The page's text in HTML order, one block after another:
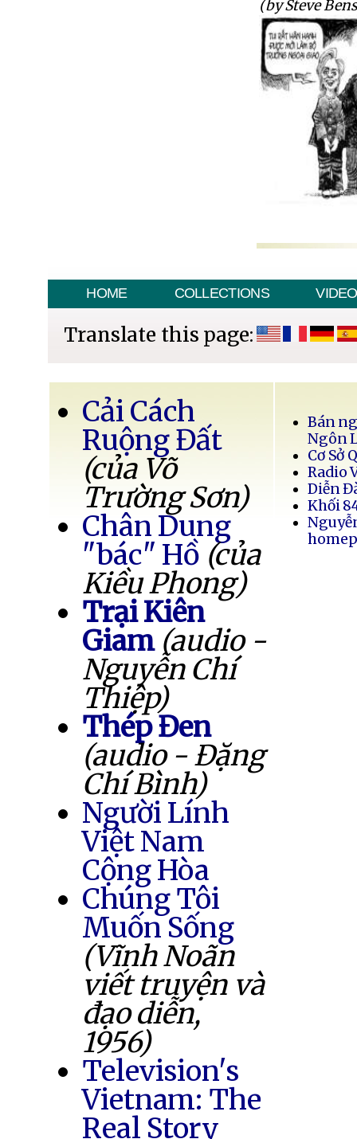
(by Steve
HOME COLLECTIONS VIDEO
Translate this page:
Cải Cách
Ruộng Đất
(của Võ
Trường Sơn)
Chân Dung
"bác" Hồ (của
Kiều Phong)
Trại Kiên
Giam (audio -
Nguyễn Chí
Thiệp)
Thép Đen
(audio - Đặng
Chí Bình)
Người Lính
Việt Nam
Cộng Hòa
Chúng Tôi
Muốn Sống
(Vĩnh Noãn
viết truyện và
đạo diễn,
1956)
Television's
Vietnam: The
Real Story
Bán
Ngôn
Cơ Sở
Radio
Diễn
Khối